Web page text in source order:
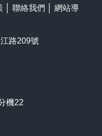
聯絡我們
網站導
路209號
機22